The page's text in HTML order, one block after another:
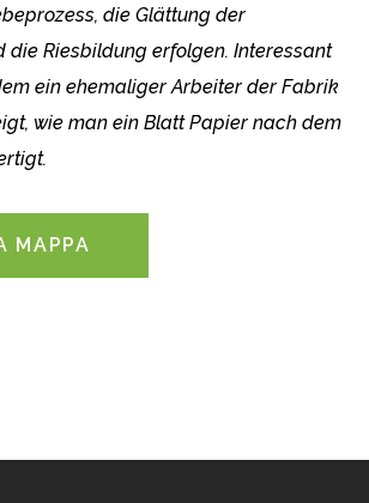
die Glättung der
die Riesbildung erfolgen. Interessant
ein ehemaliger Arbeiter der Fabrik
wie man ein Blatt Papier nach dem
MAPPA